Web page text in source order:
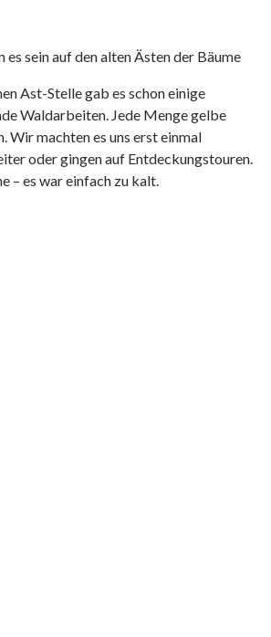
es sein auf den alten Ästen der Bäume
Ast-Stelle gab es schon einige
Waldarbeiten. Jede Menge gelbe
Wir machten es uns erst einmal
oder gingen auf Entdeckungstouren.
– es war einfach zu kalt.